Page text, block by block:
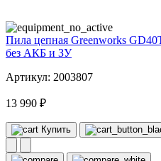
Пила цепная Greenworks
без АКБ и ЗУ
Артикул: 2003807
13 990 ₽
Купить